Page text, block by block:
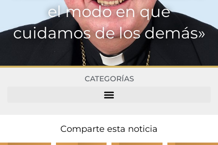
el modo en que
cuidamos de los demás»
CATEGORÍAS
Comparte esta noticia